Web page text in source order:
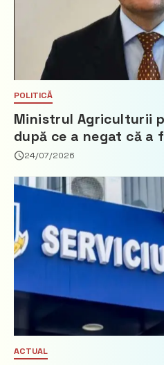
POLITICĂ
Ministrul Agriculturii
după ce a negat că a
Partidul Democrat
24/07/2026
ACTUAL